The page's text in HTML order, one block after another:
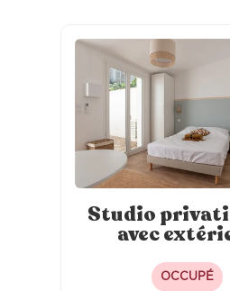
Studio
avec
OCCUPÉ